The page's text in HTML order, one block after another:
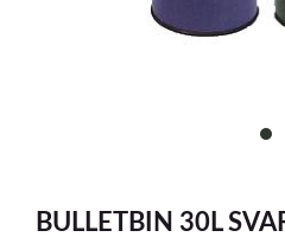
item
of
BULLETBIN 30L